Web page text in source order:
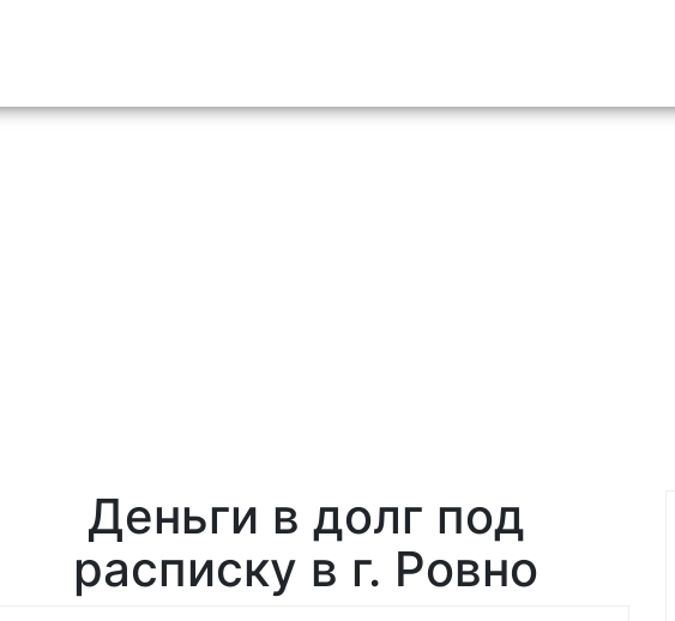
Деньги в долг под
расписку в г. Ровно